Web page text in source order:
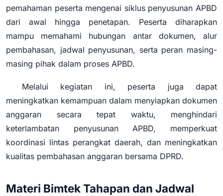
pemahaman peserta mengenai siklus penyusunan APBD
dari awal hingga penetapan. Peserta diharapkan
mampu memahami hubungan antar dokumen, alur
pembahasan, jadwal penyusunan, serta peran masing-
masing pihak dalam proses APBD.
Melalui kegiatan ini, peserta juga dapat
meningkatkan kemampuan dalam menyiapkan dokumen
anggaran secara tepat waktu, menghindari
keterlambatan penyusunan APBD, memperkuat
koordinasi lintas perangkat daerah, dan meningkatkan
kualitas pembahasan anggaran bersama DPRD.
Materi Bimtek Tahapan dan Jadwal